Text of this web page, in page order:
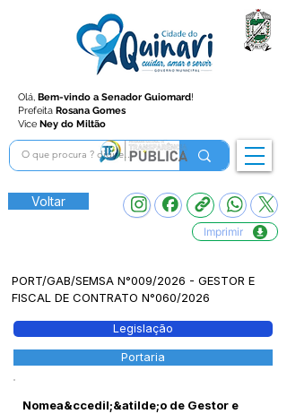
Olá, Bem-vindo a Senador Guiomard!
Prefeita Rosana Gomes
Vice Ney do Miltão
Voltar
Imprimir
PORT/GAB/SEMSA N°009/2026 - GESTOR E
FISCAL DE CONTRATO N°060/2026
Legislação
Portaria
Nomea&ccedil;&atilde;o de Gestor e